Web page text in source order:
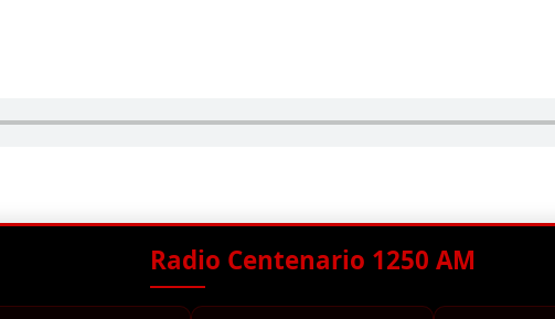
Radio Centenario 1250 AM